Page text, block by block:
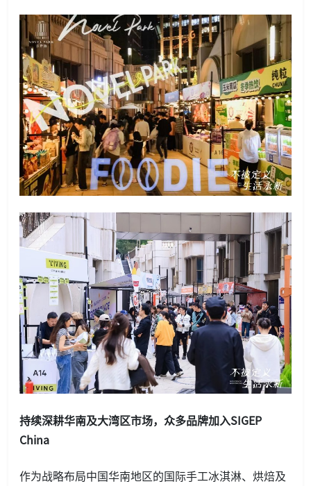
持续深耕华南及大湾区市场，众多品牌加入SIGEP
China
作为战略布局中国华南地区的国际手工冰淇淋、烘焙及